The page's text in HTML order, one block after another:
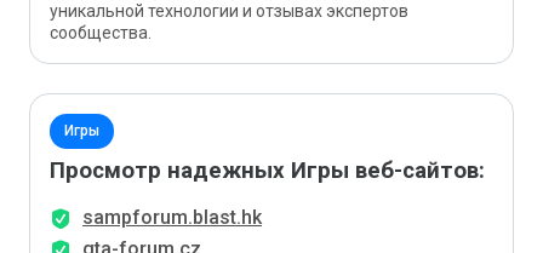
уникальной технологии и отзывах экспертов
сообщества.
Игры
Просмотр надежных Игры веб-сайтов:
sampforum.blast.hk